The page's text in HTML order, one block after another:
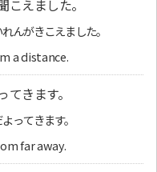
えました。
んがきこえました。
a distance.
きます。
ってきます。
far away.